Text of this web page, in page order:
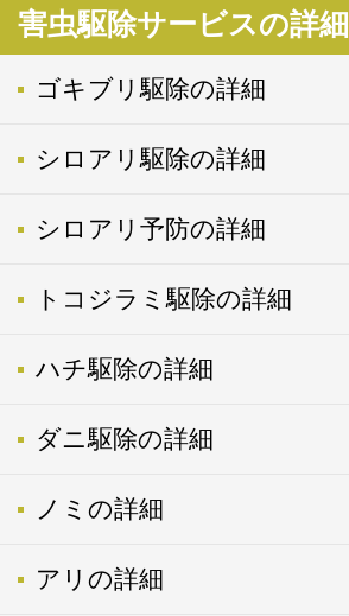
害虫駆除サービスの詳細
ゴキブリ駆除の詳細
シロアリ駆除の詳細
シロアリ予防の詳細
トコジラミ駆除の詳細
ハチ駆除の詳細
ダニ駆除の詳細
ノミの詳細
アリの詳細